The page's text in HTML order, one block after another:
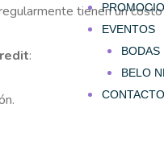
EVENTOS
BODAS
BELO
CONTACTO
tienen un costo
: